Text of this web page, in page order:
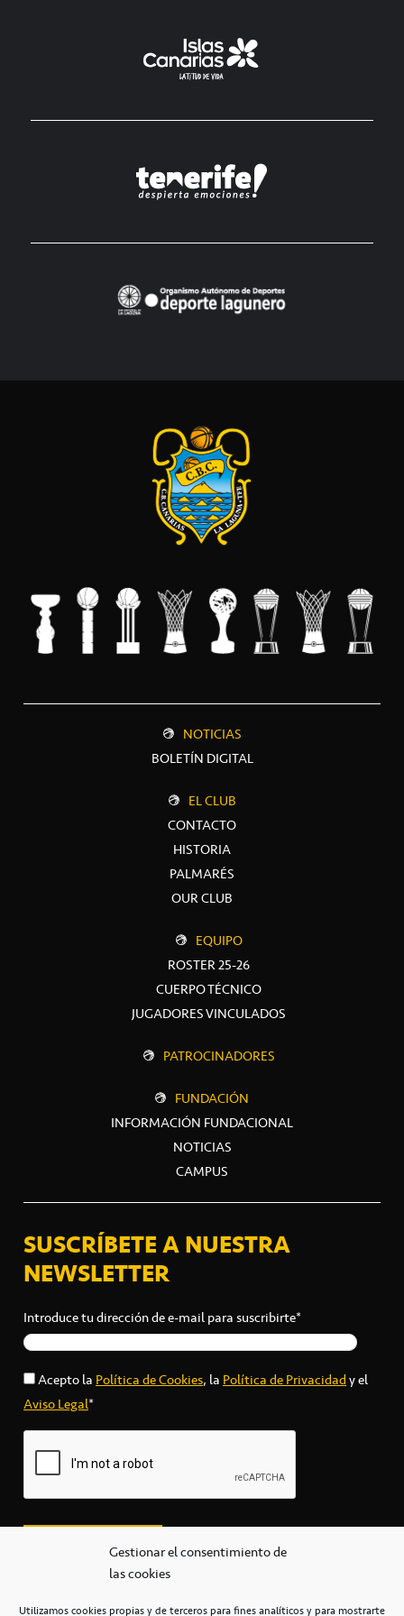
Gestionar el consentimiento de
las cookies
Utilizamos cookies propias y de terceros para fines analíticos y para mostrarte
NOTICIAS
BOLETÍN DIGITAL
EL CLUB
CONTACTO
HISTORIA
PALMARÉS
OUR CLUB
EQUIPO
ROSTER 25-26
CUERPO TÉCNICO
JUGADORES VINCULADOS
PATROCINADORES
FUNDACIÓN
INFORMACIÓN FUNDACIONAL
NOTICIAS
CAMPUS
SUSCRÍBETE A NUESTRA
NEWSLETTER
Introduce tu dirección de e-mail para suscribirte*
Acepto laPolítica de Cookies, laPolítica de Privacidady el
Aviso Legal*